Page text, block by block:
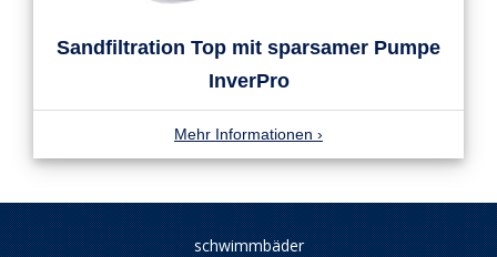
Sandfiltration Top mit sparsamer Pumpe
InverPro
Mehr Informationen ›
schwimmbäder